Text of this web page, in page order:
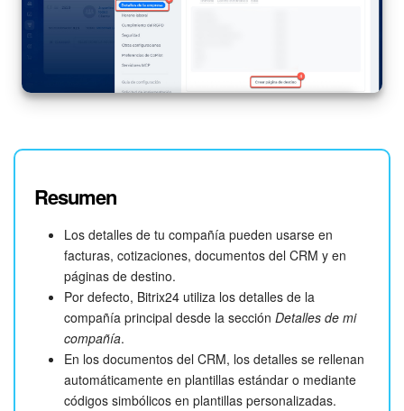
Resumen
Los detalles de tu compañía pueden usarse en
facturas, cotizaciones, documentos del CRM y en
páginas de destino.
Por defecto, Bitrix24 utiliza los detalles de la
compañía principal desde la sección Detalles de mi
compañía.
En los documentos del CRM, los detalles se rellenan
automáticamente en plantillas estándar o mediante
códigos simbólicos en plantillas personalizadas.